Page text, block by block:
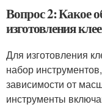
Вопрос 2: Какое
изготовления
Для изготовления
набор
зависимости от
инструменты